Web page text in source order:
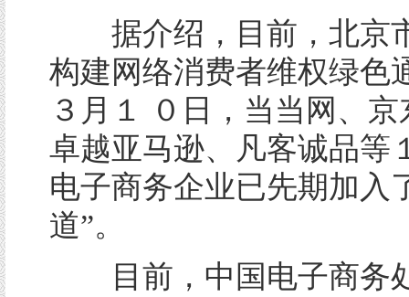
据介绍，目前，北京
构建网络消费者维权绿色
３月１
０日，当当网、
卓越亚马逊、凡客诚品等
电子商务企业已先期加入
道”。
目前，中国电子商务